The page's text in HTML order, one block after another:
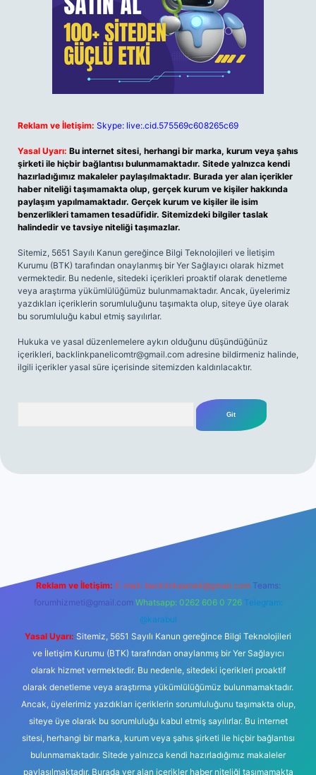
Reklam ve İletişim: Skype: live:.cid.575569c608265c69
Yasal Uyarı: Bu internet sitesi, herhangi bir marka, kurum veya şahıs
şirketi ile hiçbir bağlantısı bulunmamaktadır. Sitede yalnızca kendi
hazırladığımız makaleler paylaşılmaktadır. Burada yer alan içerikler
haber niteliği taşımamakta olup, gerçek kurum ve kişiler hakkında
paylaşım yapılmamaktadır. Gerçek kurum ve kişiler ile isim
benzerlikleri tamamen tesadüfidir. Sitemizdeki bilgiler taslak
halindedir ve tavsiye niteliği taşımazlar.
Sitemiz, 5651 Sayılı Kanun gereğince Bilgi Teknolojileri ve İletişim
Kurumu (BTK) tarafından onaylanmış bir Yer Sağlayıcı olarak hizmet
vermektedir. Bu nedenle, sitedeki içerikleri proaktif olarak denetleme
veya araştırma yükümlülüğümüz bulunmamaktadır. Ancak, üyelerimiz
yazdıkları içeriklerin sorumluluğunu taşımakta olup, siteye üye olarak
bu sorumluluğu kabul etmiş sayılırlar.
Hukuka ve yasal düzenlemelere aykırı olduğunu düşündüğünüz
içerikleri, backlinkpanelicomtr@gmail.com adresine bildirmeniz halinde,
ilgili içerikler yasal süre içerisinde sitemizden kaldırılacaktır.
Reklam ve İletişim: E-mail: backlinkpaneli@gmail.com Teams:
forumhizmeti@gmail.com Whatsapp: 0262 606 0 726 Telegram:
@karabul
Yasal Uyarı: Sitemiz, 5651 Sayılı Kanun gereğince Bilgi Teknolojileri
ve İletişim Kurumu (BTK) tarafından onaylanmış bir Yer Sağlayıcı
olarak hizmet vermektedir. Bu nedenle, sitedeki içerikleri proaktif
olarak denetleme veya araştırma yükümlülüğümüz bulunmamaktadır.
Ancak, üyelerimiz yazdıkları içeriklerin sorumluluğunu taşımakta olup,
siteye üye olarak bu sorumluluğu kabul etmiş sayılırlar. Bu internet
sitesi, herhangi bir marka, kurum veya şahıs şirketi ile hiçbir bağlantısı
bulunmamaktadır. Sitede yalnızca kendi hazırladığımız makaleler
paylaşılmaktadır. Burada yer alan içerikler haber niteliği taşımamakta